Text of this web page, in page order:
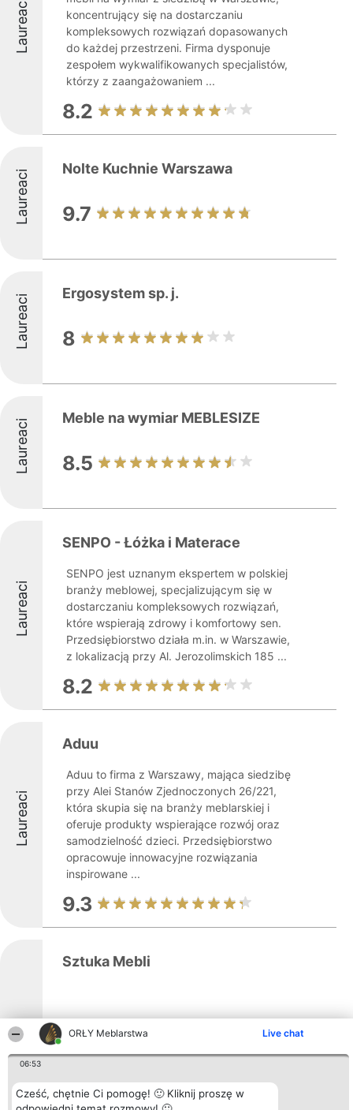
ORŁY Meblarstwa Live chat
06:53
Cześć, chętnie Ci pomogę! 🙂 Kliknij proszę w
Laureaci
koncentrujący się na dostarczaniu
kompleksowych rozwiązań dopasowanych
do każdej przestrzeni. Firma dysponuje
zespołem wykwalifikowanych specjalistów,
którzy z zaangażowaniem ...
8.2
Laureaci Nolte Kuchnie Warszawa
9.7
Laureaci Ergosystem sp. j.
8
Laureaci Meble na wymiar MEBLESIZE
8.5
Laureaci
SENPO - Łóżka i Materace
SENPO jest uznanym ekspertem w polskiej
branży meblowej, specjalizującym się w
dostarczaniu kompleksowych rozwiązań,
które wspierają zdrowy i komfortowy sen.
Przedsiębiorstwo działa m.in. w Warszawie,
z lokalizacją przy Al. Jerozolimskich 185 ...
8.2
Laureaci
Aduu
Aduu to firma z Warszawy, mająca siedzibę
przy Alei Stanów Zjednoczonych 26/221,
która skupia się na branży meblarskiej i
oferuje produkty wspierające rozwój oraz
samodzielność dzieci. Przedsiębiorstwo
opracowuje innowacyjne rozwiązania
inspirowane ...
9.3
Laureaci
Sztuka Mebli
1997 roku, specjalizuje się w świadczeniu
usług tapicerskich na najwyższym
dwudziestoletnim doświadczeniem w